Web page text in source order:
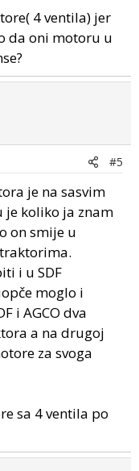
4 ventila) jer
da oni motoru u
#5
je na sasvim
koliko ja znam
on smije u
i u SDF
moglo i
i AGCO dva
a na drugoj
za svoga
sa 4 ventila po